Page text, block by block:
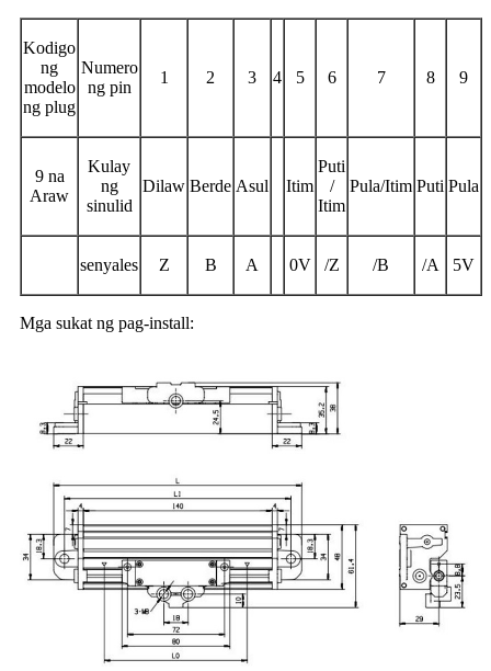
Kodigo
ng
modelo
ng plug
Numero
ng pin
1 2 3 4 5 6 7 8 9
9 na
Araw
Kulay
ng
sinulid
Dilaw Berde Asul Itim
Puti
/
Itim
Pula/Itim Puti Pula
senyales Z B A 0V /Z /B /A 5V
Mga sukat ng pag-install: